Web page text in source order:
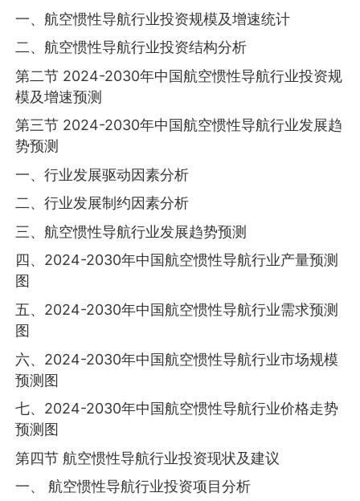
一、航空惯性导航行业投资规模及增速统计
二、航空惯性导航行业投资结构分析
第二节 2024-2030年中国航空惯性导航行业投资规
模及增速预测
第三节 2024-2030年中国航空惯性导航行业发展趋
势预测
一、行业发展驱动因素分析
二、行业发展制约因素分析
三、航空惯性导航行业发展趋势预测
四、2024-2030年中国航空惯性导航行业产量预测
图
五、2024-2030年中国航空惯性导航行业需求预测
图
六、2024-2030年中国航空惯性导航行业市场规模
预测图
七、2024-2030年中国航空惯性导航行业价格走势
预测图
第四节 航空惯性导航行业投资现状及建议
一、 航空惯性导航行业投资项目分析